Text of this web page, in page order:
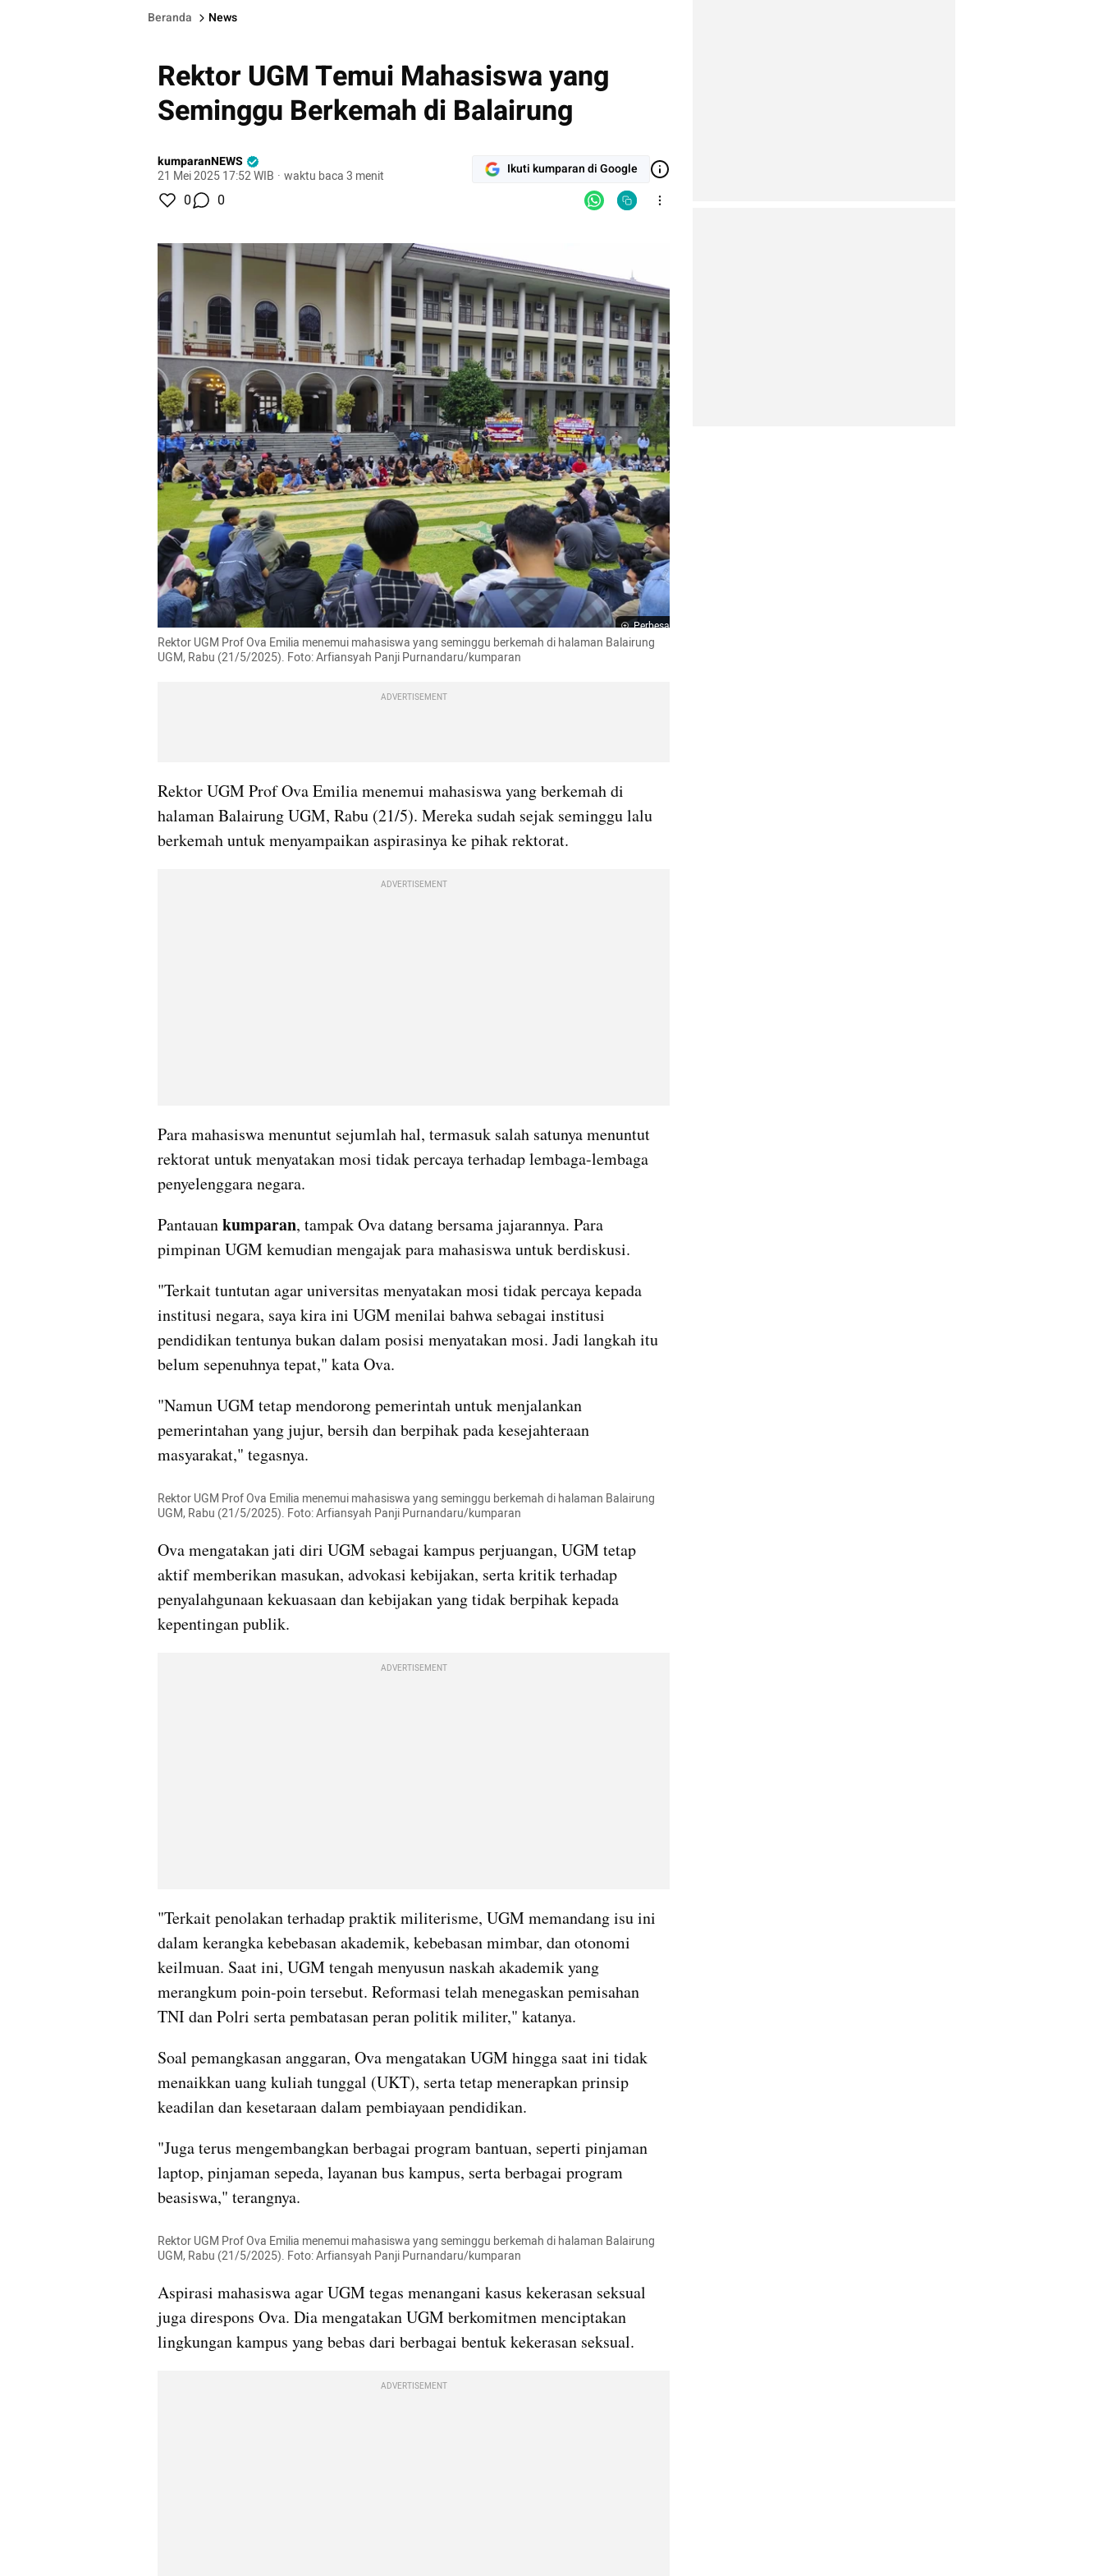
Beranda News
Rektor UGM Temui Mahasiswa yang
Seminggu Berkemah di Balairung
kumparanNEWS
21 Mei 2025 17:52 WIB · waktu baca 3 menit Ikuti kumparan di Google
0 0
Perbesar
Rektor UGM Prof Ova Emilia menemui mahasiswa yang seminggu berkemah di halaman Balairung
UGM, Rabu (21/5/2025). Foto: Arfiansyah Panji Purnandaru/kumparan
ADVERTISEMENT
Rektor UGM Prof Ova Emilia menemui mahasiswa yang berkemah di
halaman Balairung UGM, Rabu (21/5). Mereka sudah sejak seminggu lalu
berkemah untuk menyampaikan aspirasinya ke pihak rektorat.
ADVERTISEMENT
Para mahasiswa menuntut sejumlah hal, termasuk salah satunya menuntut
rektorat untuk menyatakan mosi tidak percaya terhadap lembaga-lembaga
penyelenggara negara.
Pantauan kumparan, tampak Ova datang bersama jajarannya. Para
pimpinan UGM kemudian mengajak para mahasiswa untuk berdiskusi.
"Terkait tuntutan agar universitas menyatakan mosi tidak percaya kepada
institusi negara, saya kira ini UGM menilai bahwa sebagai institusi
pendidikan tentunya bukan dalam posisi menyatakan mosi. Jadi langkah itu
belum sepenuhnya tepat," kata Ova.
"Namun UGM tetap mendorong pemerintah untuk menjalankan
pemerintahan yang jujur, bersih dan berpihak pada kesejahteraan
masyarakat," tegasnya.
Rektor UGM Prof Ova Emilia menemui mahasiswa yang seminggu berkemah di halaman Balairung
UGM, Rabu (21/5/2025). Foto: Arfiansyah Panji Purnandaru/kumparan
Ova mengatakan jati diri UGM sebagai kampus perjuangan, UGM tetap
aktif memberikan masukan, advokasi kebijakan, serta kritik terhadap
penyalahgunaan kekuasaan dan kebijakan yang tidak berpihak kepada
kepentingan publik.
ADVERTISEMENT
"Terkait penolakan terhadap praktik militerisme, UGM memandang isu ini
dalam kerangka kebebasan akademik, kebebasan mimbar, dan otonomi
keilmuan. Saat ini, UGM tengah menyusun naskah akademik yang
merangkum poin-poin tersebut. Reformasi telah menegaskan pemisahan
TNI dan Polri serta pembatasan peran politik militer," katanya.
Soal pemangkasan anggaran, Ova mengatakan UGM hingga saat ini tidak
menaikkan uang kuliah tunggal (UKT), serta tetap menerapkan prinsip
keadilan dan kesetaraan dalam pembiayaan pendidikan.
"Juga terus mengembangkan berbagai program bantuan, seperti pinjaman
laptop, pinjaman sepeda, layanan bus kampus, serta berbagai program
beasiswa," terangnya.
Rektor UGM Prof Ova Emilia menemui mahasiswa yang seminggu berkemah di halaman Balairung
UGM, Rabu (21/5/2025). Foto: Arfiansyah Panji Purnandaru/kumparan
Aspirasi mahasiswa agar UGM tegas menangani kasus kekerasan seksual
juga direspons Ova. Dia mengatakan UGM berkomitmen menciptakan
lingkungan kampus yang bebas dari berbagai bentuk kekerasan seksual.
ADVERTISEMENT